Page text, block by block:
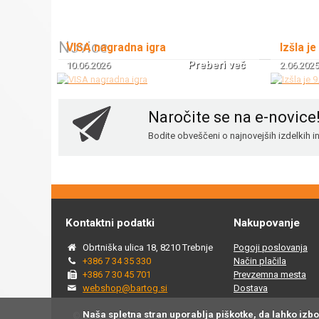
Novice
VISA nagradna igra
10.06.2026 Preberi več
Izšla
2.06.2025
Naročite se na e-novice!
Bodite obveščeni o najnovejših izdelkih
Kontaktni podatki
Obrtniška ulica 18, 8210 Trebnje
+386 7 34 35 330
+386 7 30 45 701
webshop@bartog.si
Nakupovanje
Pogoji poslovanja
Način plačila
Prevzemna mesta
Dostava
© 2015 - 2025 Spletna trgovina Bartog, v spletni trgovini
Naša spletna stran uporablja piškotke, da lahko